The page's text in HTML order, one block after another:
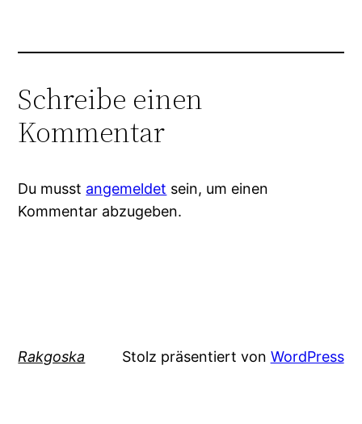
Schreibe einen
Kommentar
Du musst angemeldet sein, um einen
Kommentar abzugeben.
Rakgoska Stolz präsentiert von WordPress